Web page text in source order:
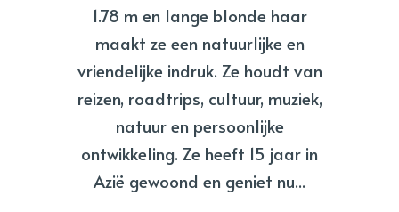
1.78 m en lange blonde haar
maakt ze een natuurlijke en
vriendelijke indruk. Ze houdt van
reizen, roadtrips, cultuur, muziek,
natuur en persoonlijke
ontwikkeling. Ze heeft 15 jaar in
Azië gewoond en geniet nu...